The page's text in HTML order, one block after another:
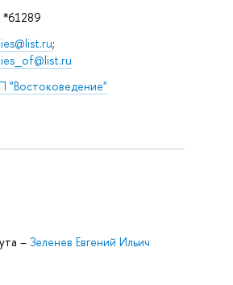
;
"Востоковедение"
– Зеленев Евгений Ильич